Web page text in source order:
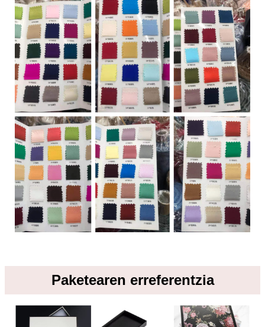
Paketearen erreferentzia